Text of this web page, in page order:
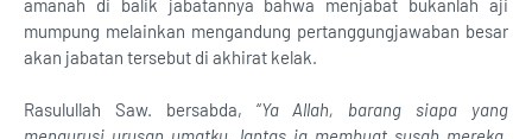
amanah di balik jabatannya bahwa menjabat bukanlah aji
mumpung melainkan mengandung pertanggungjawaban besar
akan jabatan tersebut di akhirat kelak.
Rasulullah Saw. bersabda, “Ya Allah, barang siapa yang